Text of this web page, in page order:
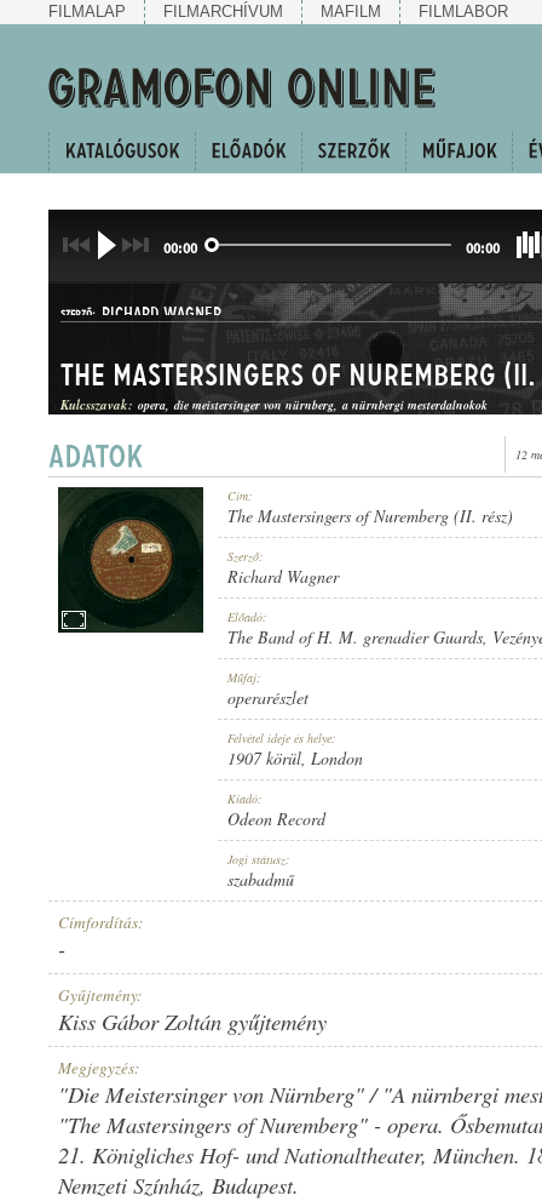
FILMALAP FILMARCHÍVUM MAFILM FILMLABOR
00:00 00:00
SZERZŐ: RICHARD WAGNER
MŰFAJ: OPERARÉSZLET
The Mastersingers of Nuremberg
Kulcsszavak: opera die meistersinger von nürnberg a nürnbergi mesterdalnokok
12
Cím:
The Mastersingers of Nuremberg (II. rész)
Szerző:
Richard Wagner
Előadó:
The Band of H. M. grenadier Guards,
Műfaj:
operarészlet
Felvétel ideje és helye:
1907 körül, London
Kiadó:
Odeon Record
Jogi státusz:
szabadmű
Címfordítás:
-
Gyűjtemény:
Kiss Gábor Zoltán gyűjtemény
Megjegyzés:
"Die Meistersinger von Nürnberg" / "A nürnbergi
"The Mastersingers of Nuremberg" - opera.
21. Königliches Hof- und Nationaltheater, München.
Nemzeti Színház, Budapest.